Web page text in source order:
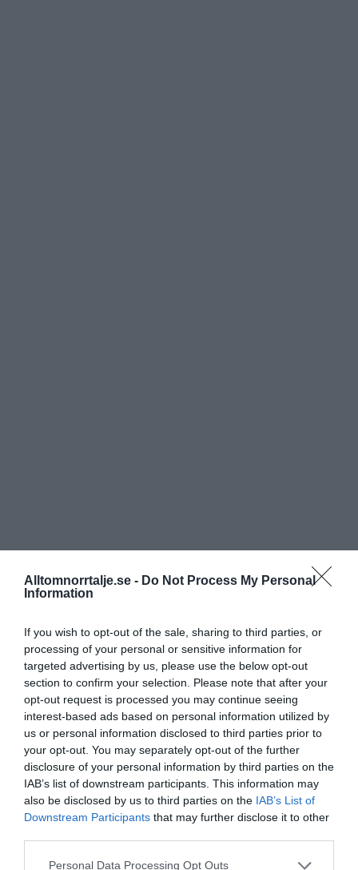
Alltomnorrtalje.se - Do Not Process My Personal
Information
If you wish to opt-out of the sale, sharing to third parties, or
processing of your personal or sensitive information for
targeted advertising by us, please use the below opt-out
section to confirm your selection. Please note that after your
opt-out request is processed you may continue seeing
interest-based ads based on personal information utilized by
us or personal information disclosed to third parties prior to
your opt-out. You may separately opt-out of the further
disclosure of your personal information by third parties on the
IAB’s list of downstream participants. This information may
also be disclosed by us to third parties on the IAB’s List of
Downstream Participants that may further disclose it to other
Personal Data Processing Opt Outs